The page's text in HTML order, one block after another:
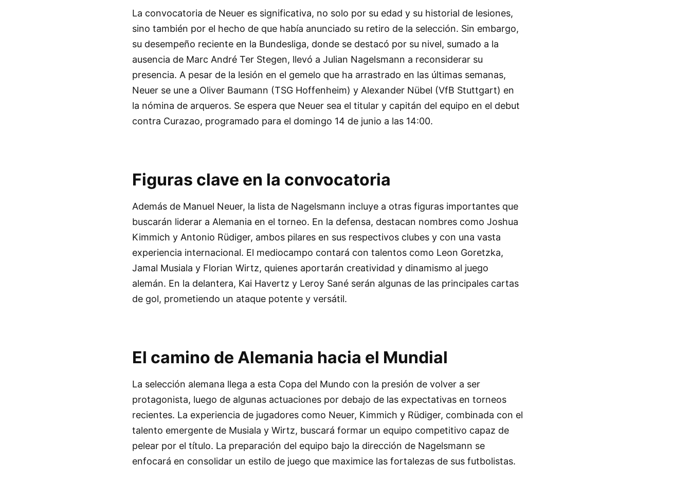
La convocatoria de Neuer es significativa, no solo por su edad y su historial de lesiones,
sino también por el hecho de que había anunciado su retiro de la selección. Sin embargo,
su desempeño reciente en la Bundesliga, donde se destacó por su nivel, sumado a la
ausencia de Marc André Ter Stegen, llevó a Julian Nagelsmann a reconsiderar su
presencia. A pesar de la lesión en el gemelo que ha arrastrado en las últimas semanas,
Neuer se une a Oliver Baumann (TSG Hoffenheim) y Alexander Nübel (VfB Stuttgart) en
la nómina de arqueros. Se espera que Neuer sea el titular y capitán del equipo en el debut
contra Curazao, programado para el domingo 14 de junio a las 14:00.
Figuras clave en la convocatoria
Además de Manuel Neuer, la lista de Nagelsmann incluye a otras figuras importantes que
buscarán liderar a Alemania en el torneo. En la defensa, destacan nombres como Joshua
Kimmich y Antonio Rüdiger, ambos pilares en sus respectivos clubes y con una vasta
experiencia internacional. El mediocampo contará con talentos como Leon Goretzka,
Jamal Musiala y Florian Wirtz, quienes aportarán creatividad y dinamismo al juego
alemán. En la delantera, Kai Havertz y Leroy Sané serán algunas de las principales cartas
de gol, prometiendo un ataque potente y versátil.
El camino de Alemania hacia el Mundial
La selección alemana llega a esta Copa del Mundo con la presión de volver a ser
protagonista, luego de algunas actuaciones por debajo de las expectativas en torneos
recientes. La experiencia de jugadores como Neuer, Kimmich y Rüdiger, combinada con el
talento emergente de Musiala y Wirtz, buscará formar un equipo competitivo capaz de
pelear por el título. La preparación del equipo bajo la dirección de Nagelsmann se
enfocará en consolidar un estilo de juego que maximice las fortalezas de sus futbolistas.